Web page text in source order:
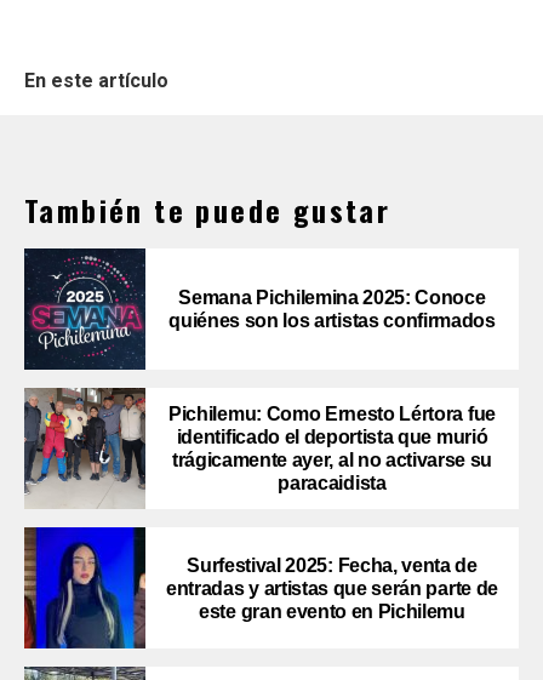
En este artículo
También te puede gustar
Semana Pichilemina 2025: Conoce
quiénes son los artistas confirmados
Pichilemu: Como Ernesto Lértora fue
identificado el deportista que murió
trágicamente ayer, al no activarse su
paracaidista
Surfestival 2025: Fecha, venta de
entradas y artistas que serán parte de
este gran evento en Pichilemu